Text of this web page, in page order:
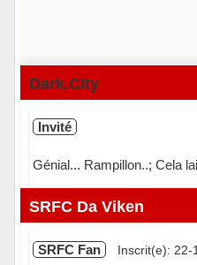
Dark.City
Invité
Génial... Rampillon..; Cela
SRFC Da Viken
SRFC Fan Inscrit(e): 22-